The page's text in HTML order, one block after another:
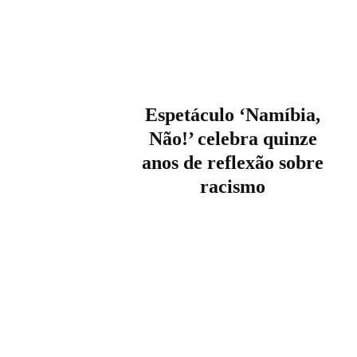
Espetáculo ‘Namíbia,
Não!’ celebra quinze
anos de reflexão sobre
racismo